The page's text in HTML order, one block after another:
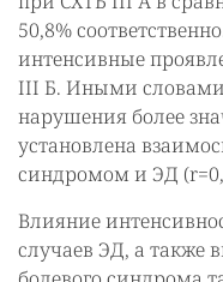
50,8%
интенсивные
III Б. Иными
нарушения более
установлена
синдромом и ЭД
Влияние
случаев ЭД, а также